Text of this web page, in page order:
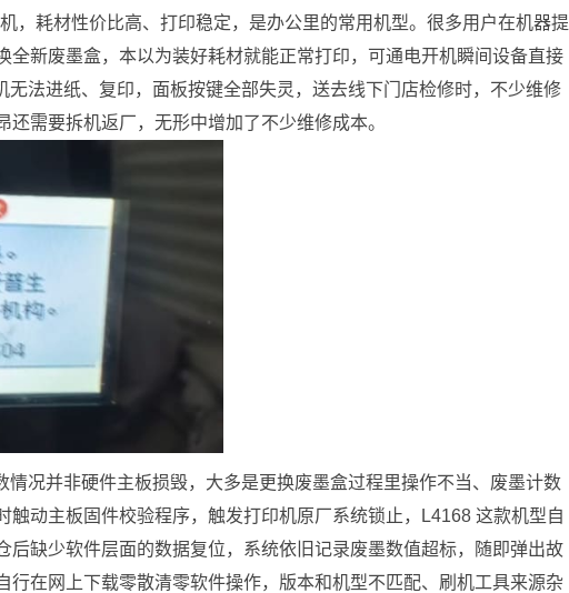
，耗材性价比高、打印稳定，是办公里的常用机型。很多用户在机器提
全新废墨盒，本以为装好耗材就能正常打印，可通电开机瞬间设备直接
无法进纸、复印，面板按键全部失灵，送去线下门店检修时，不少维修
还需要拆机返厂，无形中增加了不少维修成本。
情况并非硬件主板损毁，大多是更换废墨盒过程里操作不当、废墨计数
触动主板固件校验程序，触发打印机原厂系统锁止，L4168 这款机型自
后缺少软件层面的数据复位，系统依旧记录废墨数值超标，随即弹出故
行在网上下载零散清零软件操作，版本和机型不匹配、刷机工具来源杂